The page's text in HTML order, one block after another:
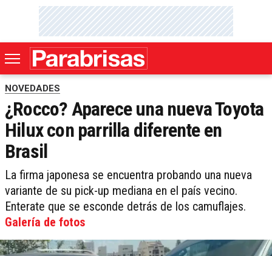
NOVEDADES
¿Rocco? Aparece una nueva Toyota
Hilux con parrilla diferente en
Brasil
La firma japonesa se encuentra probando una nueva
variante de su pick-up mediana en el país vecino.
Enterate que se esconde detrás de los camuflajes.
Galería de fotos